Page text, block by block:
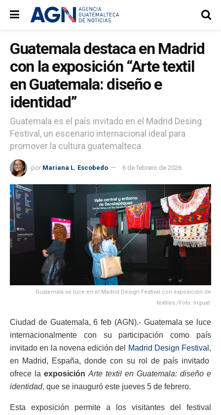
Guatemala destaca en Madrid
con la exposición “Arte textil
en Guatemala: diseño e
identidad”
Guatemala es el país invitado en el Madrid Desing
Festival, un escenario internacional ideal para
promover la cultura guatemalteca.
por Mariana L. Escobedo 6 de febrero de 2026
Guatemala se luce en el Madrid Design Festival con exposición de
textiles./Foto: Inguat.
Ciudad de Guatemala, 6 feb (AGN).- Guatemala se luce
internacionalmente con su participación como país
invitado en la novena edición del
Madrid Design Festival ,
en Madrid, España, donde con su rol de país invitado
ofrece la exposición Arte textil en Guatemala: diseño e
identidad, que se inauguró este jueves 5 de febrero.
Esta exposición permite a los visitantes del festival